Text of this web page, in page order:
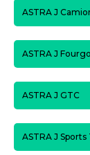
ASTRA J
ASTRA J
ASTRA J GTC
ASTRA J Sports